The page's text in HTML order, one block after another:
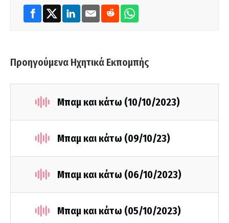
Προηγούμενα Ηχητικά Εκπομπής
Μπαμ και κάτω (10/10/2023)
Μπαμ και κάτω (09/10/23)
Μπαμ και κάτω (06/10/2023)
Μπαμ και κάτω (05/10/2023)